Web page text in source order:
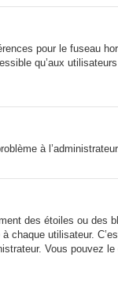
pour le fuseau
qu’aux
à l’administrateur.
des étoiles ou des
utilisateur.
Vous pouvez